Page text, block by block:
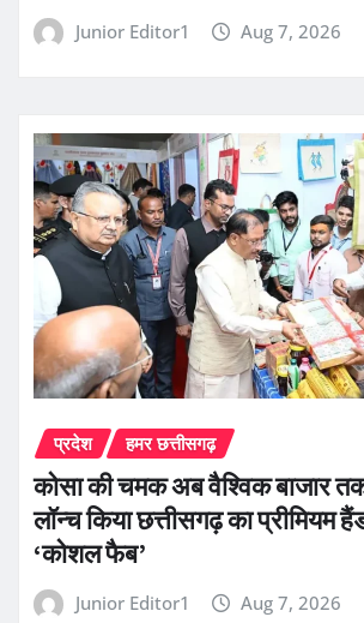
Junior Editor1 Aug 7, 2026
प्रदेश हमर छत्तीसगढ़
कोसा की चमक अब वैश्विक बाजार
लॉन्च किया छत्तीसगढ़ का प्रीमियम
‘कोशल फैब’
Junior Editor1 Aug 7, 2026